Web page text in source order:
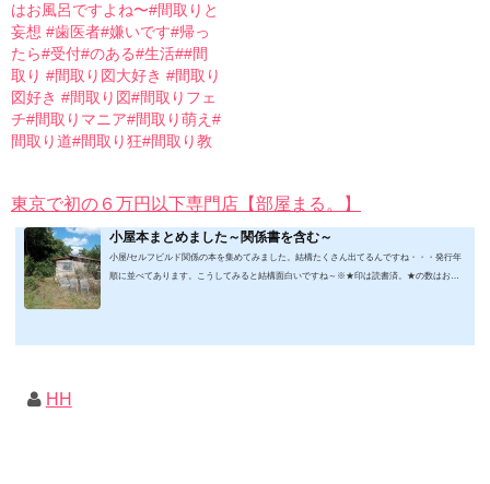
はお風呂ですよね〜#間取りと
妄想 #歯医者#嫌いです#帰っ
たら#受付#のある#生活##間
取り #間取り図大好き #間取り
図好き #間取り図#間取りフェ
チ#間取りマニア#間取り萌え#
間取り道#間取り狂#間取り教
東京で初の６万円以下専門店【部屋まる。】
小屋本まとめました～関係書を含む～
小屋/セルフビルド関係の本を集めてみました。結構たくさん出てるんですね・・・発行年
順に並べてあります。こうしてみると結構面白いですね～※★印は読書済。★の数はおす
HH